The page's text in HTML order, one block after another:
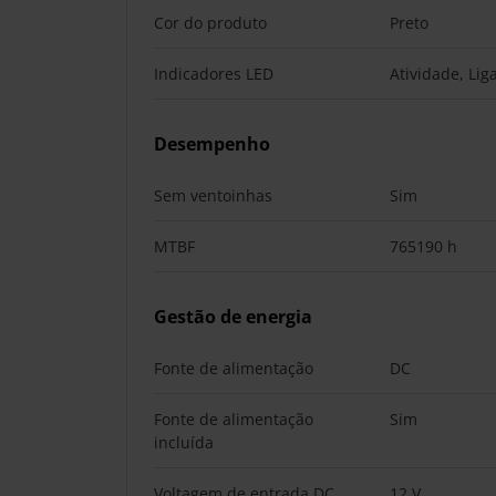
Cor do produto Preto
Indicadores LED Atividade,
Desempenho
Sem ventoinhas Sim
MTBF 765190 h
Gestão de energia
Fonte de alimentação DC
Fonte de alimentação
incluída
Sim